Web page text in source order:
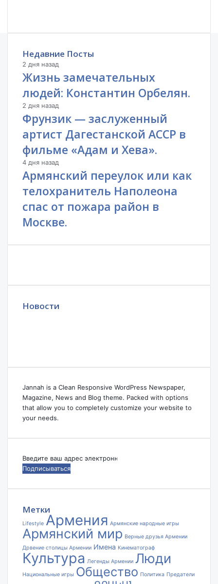
Недавние Посты
2 дня назад
Жизнь замечательных
людей: Константин Орбелян.
2 дня назад
Фрунзик — заслуженный
артист Дагестанской АССР в
фильме «Адам и Хева».
4 дня назад
Армянский переулок или как
телохранитель Наполеона
спас от пожара район в
Москве.
Новости
Jannah is a Clean Responsive WordPress Newspaper,
Magazine, News and Blog theme. Packed with options
that allow you to completely customize your website to
your needs.
Введите
ваш
электронной
Метки
Lifestyle Армения Армянские народные игры
Армянский мир Верные друзья Армении
Дрвение столицы Армении Имена Кинематограф
Культура Легенды Армении Люди
Национальные игры Общество Политика Предатели